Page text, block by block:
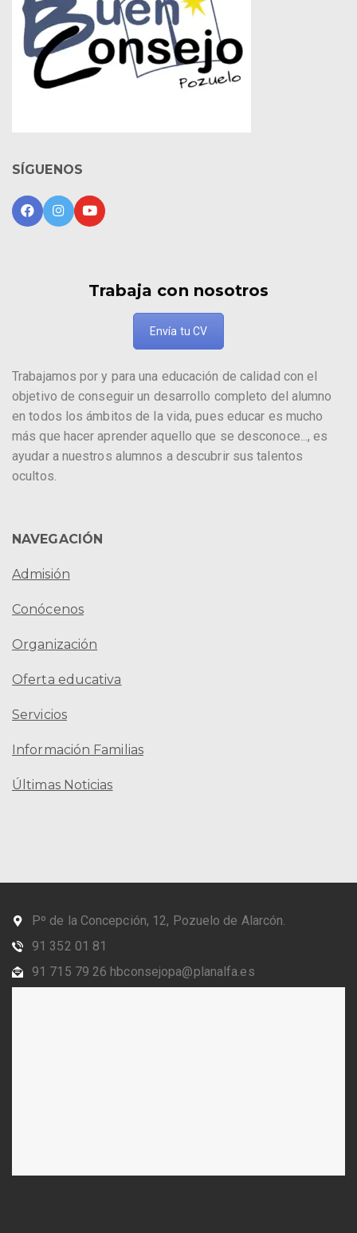
SÍGUENOS
Trabaja con nosotros
Envía tu CV
Trabajamos por y para una educación de calidad con el
objetivo de conseguir un desarrollo completo del alumno
en todos los ámbitos de la vida, pues educar es mucho
más que hacer aprender aquello que se desconoce..., es
ayudar a nuestros alumnos a descubrir sus talentos
ocultos.
NAVEGACIÓN
Admisión
Conócenos
Organización
Oferta educativa
Servicios
Información Familias
Últimas Noticias
Pº de la Concepción, 12, Pozuelo de Alarcón.
91 352 01 81
91 715 79 26 hbconsejopa@planalfa.es